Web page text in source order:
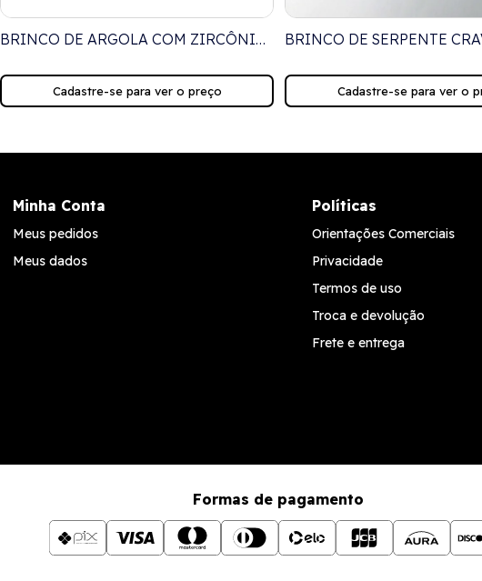
BRINCO DE ARGOLA COM ZIRCÔNIAS
Cadastre-se para ver o preço
BRINCO DE SERPENTE
Cadastre-se para ver o
Minha Conta
Meus pedidos
Meus dados
Políticas
Orientações Comerciais
Privacidade
Termos de uso
Troca e devolução
Frete e entrega
Formas de pagamento